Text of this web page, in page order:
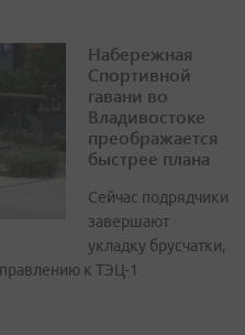
Набережная
Спортивной
гавани во
Владивостоке
преображается
быстрее плана
Сейчас подрядчики
завершают
укладку брусчатки,
к ТЭЦ-1